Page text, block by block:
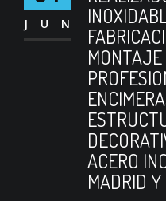
JUN
MONTAJE
ACERO
MADRID